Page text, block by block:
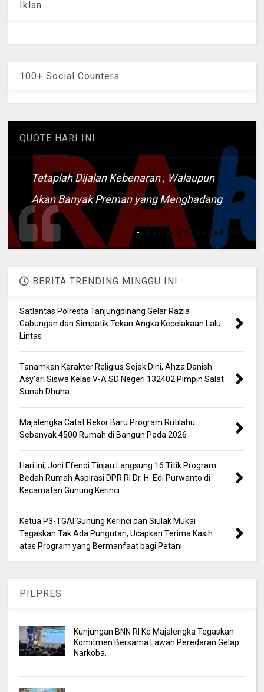
Iklan
100+ Social Counters
QUOTE HARI INI
Tetaplah Dijalan Kebenaran , Walaupun
Akan Banyak Preman yang Menghadang
- Kaharudinsyah SH
BERITA TRENDING MINGGU INI
Satlantas Polresta Tanjungpinang Gelar Razia
Gabungan dan Simpatik Tekan Angka Kecelakaan Lalu
Lintas
Tanamkan Karakter Religius Sejak Dini, Ahza Danish
Asy'ari Siswa Kelas V-A SD Negeri 132402 Pimpin Salat
Sunah Dhuha
Majalengka Catat Rekor Baru Program Rutilahu
Sebanyak 4500 Rumah di Bangun Pada 2026
Hari ini; Joni Efendi Tinjau Langsung 16 Titik Program
Bedah Rumah Aspirasi DPR RI Dr. H. Edi Purwanto di
Kecamatan Gunung Kerinci
Ketua P3-TGAI Gunung Kerinci dan Siulak Mukai
Tegaskan Tak Ada Pungutan, Ucapkan Terima Kasih
atas Program yang Bermanfaat bagi Petani
PILPRES
Kunjungan BNN RI Ke Majalengka Tegaskan
Komitmen Bersama Lawan Peredaran Gelap
Narkoba.